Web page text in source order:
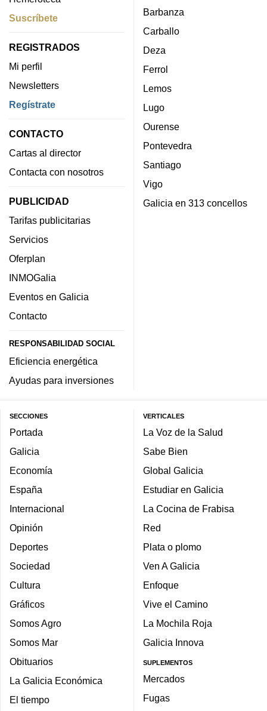
Suscríbete
REGISTRADOS
Mi perfil
Newsletters
Regístrate
CONTACTO
Cartas al director
Contacta con nosotros
PUBLICIDAD
Tarifas publicitarias
Servicios
Oferplan
INMOGalia
Eventos en Galicia
Contacto
RESPONSABILIDAD SOCIAL
Eficiencia energética
Ayudas para inversiones
Barbanza
Carballo
Deza
Ferrol
Lemos
Lugo
Ourense
Pontevedra
Santiago
Vigo
Galicia en 313 concellos
SECCIONES
Portada
Galicia
Economía
España
Internacional
Opinión
Deportes
Sociedad
Cultura
Gráficos
Somos Agro
Somos Mar
Obituarios
La Galicia Económica
El tiempo
VERTICALES
La Voz de la Salud
Sabe Bien
Global Galicia
Estudiar en Galicia
La Cocina de Frabisa
Red
Plata o plomo
Ven A Galicia
Enfoque
Vive el Camino
La Mochila Roja
Galicia Innova
SUPLEMENTOS
Mercados
Fugas